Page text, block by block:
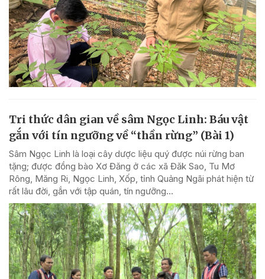
Tri thức dân gian về sâm Ngọc Linh: Báu vật
gắn với tín ngưỡng về “thần rừng” (Bài 1)
Sâm Ngọc Linh là loại cây dược liệu quý được núi rừng ban
tặng; được đồng bào Xơ Đăng ở các xã Đăk Sao, Tu Mơ
Rông, Măng Ri, Ngọc Linh, Xốp, tỉnh Quảng Ngãi phát hiện từ
rất lâu đời, gắn với tập quán, tín ngưỡng...